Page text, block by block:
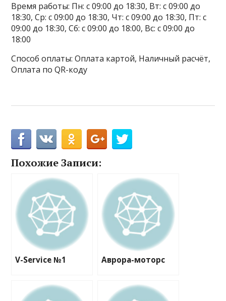
Время работы: Пн: с 09:00 до 18:30, Вт: с 09:00 до
18:30, Ср: с 09:00 до 18:30, Чт: с 09:00 до 18:30, Пт: с
09:00 до 18:30, Сб: с 09:00 до 18:00, Вс: с 09:00 до
18:00
Способ оплаты: Оплата картой, Наличный расчёт,
Оплата по QR-коду
Похожие Записи:
V-Service №1 Аврора-моторс